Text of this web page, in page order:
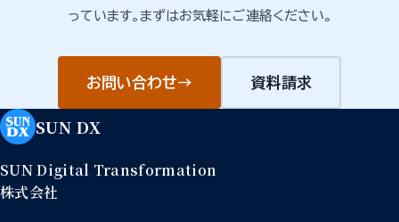
っています。まずはお気軽にご連絡ください。
お問い合わせ→ 資料請求
SUN DX
SUN Digital Transformation
株式会社